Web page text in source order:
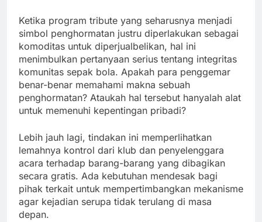
Ketika program tribute yang seharusnya menjadi
simbol penghormatan justru diperlakukan sebagai
komoditas untuk diperjualbelikan, hal ini
menimbulkan pertanyaan serius tentang integritas
komunitas sepak bola. Apakah para penggemar
benar-benar memahami makna sebuah
penghormatan? Ataukah hal tersebut hanyalah alat
untuk memenuhi kepentingan pribadi?
Lebih jauh lagi, tindakan ini memperlihatkan
lemahnya kontrol dari klub dan penyelenggara
acara terhadap barang-barang yang dibagikan
secara gratis. Ada kebutuhan mendesak bagi
pihak terkait untuk mempertimbangkan mekanisme
agar kejadian serupa tidak terulang di masa
depan.